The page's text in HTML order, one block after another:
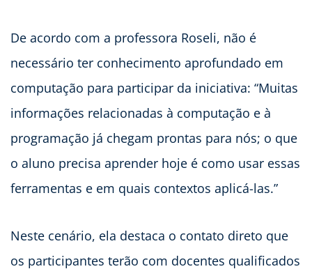
De acordo com a professora Roseli, não é
necessário ter conhecimento aprofundado em
computação para participar da iniciativa: “Muitas
informações relacionadas à computação e à
programação já chegam prontas para nós; o que
o aluno precisa aprender hoje é como usar essas
ferramentas e em quais contextos aplicá-las.”
Neste cenário, ela destaca o contato direto que
os participantes terão com docentes qualificados